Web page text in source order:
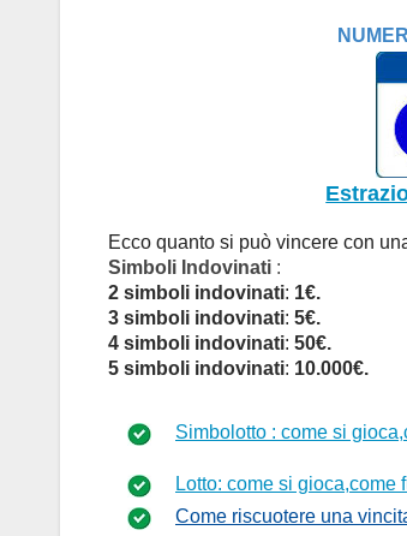
Ecco quanto si può vincere con
Simboli Indovinati :
2 simboli indovinati: 1€.
3 simboli indovinati: 5€.
4 simboli indovinati: 50€.
5 simboli indovinati: 10.000€.
Simbolotto : come si
Lotto: come si gioca,come
Come riscuotere una